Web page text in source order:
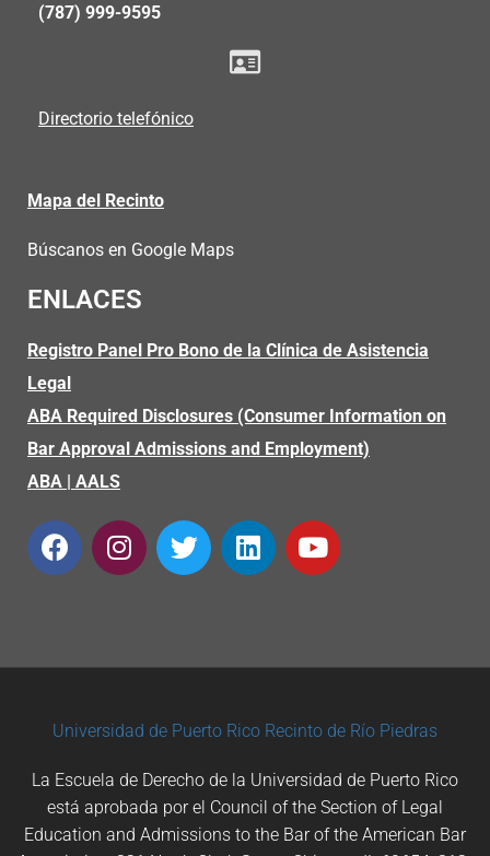
(787) 999-9595
Directorio telefónico
Mapa del Recinto
Búscanos en Google Maps
ENLACES
Registro Panel Pro Bono de la Clínica de Asistencia
Legal
ABA Required Disclosures (Consumer Information on
Bar Approval Admissions and Employment)
ABA | AALS
Universidad de Puerto Rico Recinto de Río Piedras
La Escuela de Derecho de la Universidad de Puerto Rico
está aprobada por el Council of the Section of Legal
Education and Admissions to the Bar of the American Bar